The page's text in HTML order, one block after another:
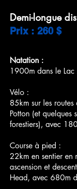
Demi-longue
Prix : 260 $
Natation :
1900m dans le
Vélo :
85km sur les
Potton (et quelques
forestiers), avec
Course à pied :
22km en sentier en
ascension et
Head, avec 680m